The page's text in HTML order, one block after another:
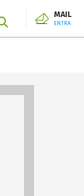
SEARCH
MAIL
ENTRA